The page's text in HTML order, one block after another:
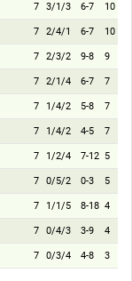
7 3/1/3 6-7 10
7 2/4/1 6-7 10
7 2/3/2 9-8 9
7 2/1/4 6-7 7
7 1/4/2 5-8 7
7 1/4/2 4-5 7
7 1/2/4 7-12 5
7 0/5/2 0-3 5
7 1/1/5 8-18 4
7 0/4/3 3-9 4
7 0/3/4 4-8 3